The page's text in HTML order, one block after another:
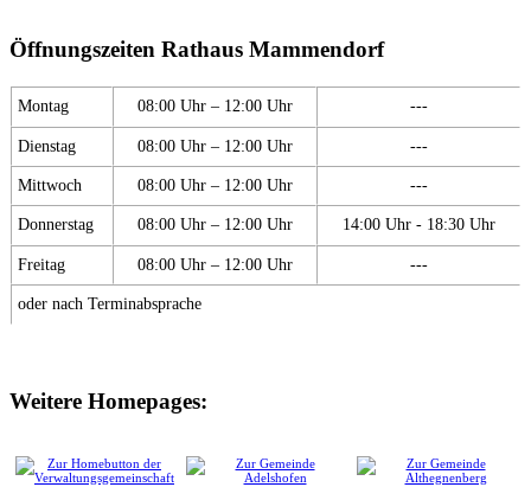
Öffnungszeiten Rathaus Mammendorf
Montag 08:00 Uhr – 12:00 Uhr ---
Dienstag 08:00 Uhr – 12:00 Uhr ---
Mittwoch 08:00 Uhr – 12:00 Uhr ---
Donnerstag 08:00 Uhr – 12:00 Uhr 14:00 Uhr - 18:30 Uhr
Freitag 08:00 Uhr – 12:00 Uhr ---
oder nach Terminabsprache
Weitere Homepages: